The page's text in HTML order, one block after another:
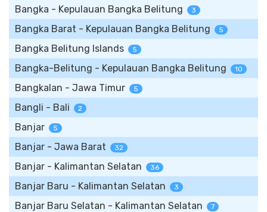
Bangka - Kepulauan Bangka Belitung 3
Bangka Barat - Kepulauan Bangka Belitung 5
Bangka Belitung Islands 5
Bangka-Belitung - Kepulauan Bangka Belitung 10
Bangkalan - Jawa Timur 5
Bangli - Bali 2
Banjar 5
Banjar - Jawa Barat 32
Banjar - Kalimantan Selatan 36
Banjar Baru - Kalimantan Selatan 3
Banjar Baru Selatan - Kalimantan Selatan 7